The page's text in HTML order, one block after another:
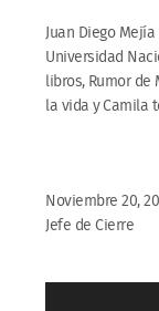
Juan Diego
Universidad
libros, Rumor de
la vida y
Noviembre 20,
Jefe de Cierre